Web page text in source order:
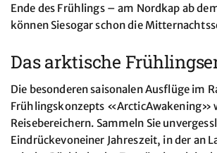
Ende des Frühlings – am Nordkap ab
können Siesogar schon die
Das arktische
Die besonderen saisonalen Ausflüge im
Frühlingskonzepts «ArcticAwakening»
Reisebereichern. Sammeln Sie
Eindrückevoneiner Jahreszeit, in der an